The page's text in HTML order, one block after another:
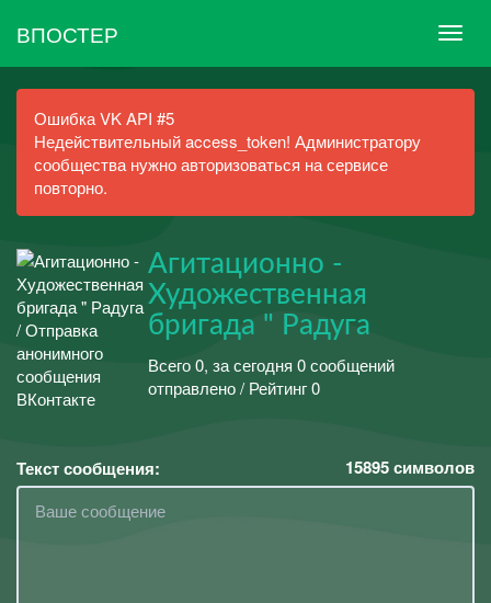
ВПОСТЕР
Ошибка VK API #5
Недействительный access_token! Администратору
сообщества нужно авторизоваться на сервисе
повторно.
Агитационно -
Художественная
бригада " Радуга
Всего 0, за сегодня 0 сообщений
отправлено / Рейтинг 0
Текст сообщения: 15895символов